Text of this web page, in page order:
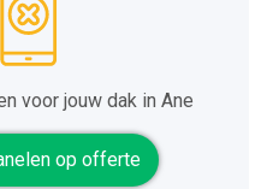
voor jouw dak in Ane
op offerte